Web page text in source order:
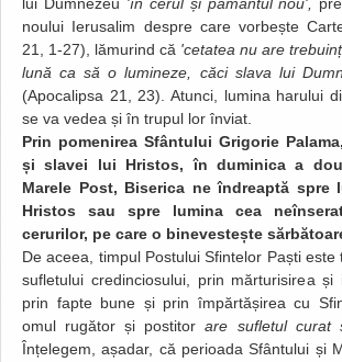
noului Ierusalim despre care vorbește
21, 1-27), lămurind că 'cetatea nu are
lună ca să o lumineze, căci slava lui
(Apocalipsa 21, 23). Atunci, lumina harului
se va vedea și în trupul lor înviat.
Prin pomenirea Sfântului Grigorie
și slavei lui Hristos, în duminica a
Marele Post, Biserica ne îndreaptă spre
Hristos sau spre lumina cea
cerurilor, pe care o binevestește
De aceea, timpul Postului Sfintelor Paști este
sufletului credinciosului, prin mărturisirea și
prin fapte bune și prin împărtășirea cu
omul rugător și postitorare sufletul curat
Înțelegem, așadar, că perioada Sfântului și